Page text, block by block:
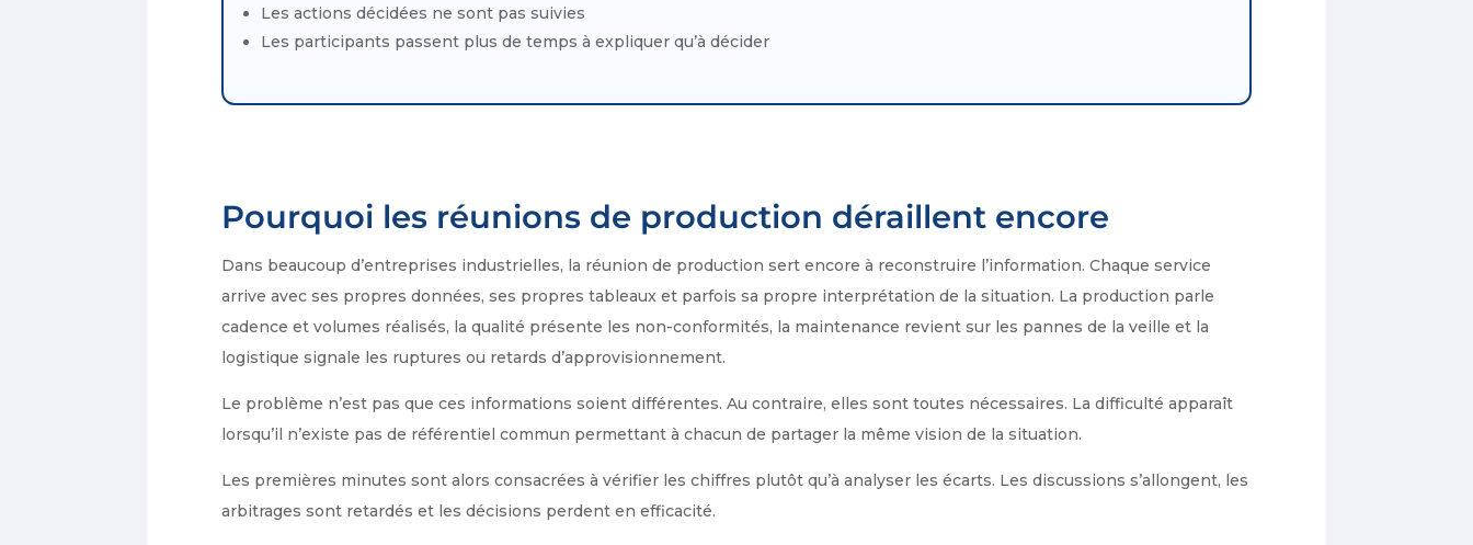
Les actions décidées ne sont pas suivies
Les participants passent plus de temps à expliquer qu’à décider
Pourquoi les réunions de production déraillent encore
Dans beaucoup d’entreprises industrielles, la réunion de production sert encore à reconstruire l’information. Chaque service
arrive avec ses propres données, ses propres tableaux et parfois sa propre interprétation de la situation. La production parle
cadence et volumes réalisés, la qualité présente les non-conformités, la maintenance revient sur les pannes de la veille et la
logistique signale les ruptures ou retards d’approvisionnement.
Le problème n’est pas que ces informations soient différentes. Au contraire, elles sont toutes nécessaires. La difficulté apparaît
lorsqu’il n’existe pas de référentiel commun permettant à chacun de partager la même vision de la situation.
Les premières minutes sont alors consacrées à vérifier les chiffres plutôt qu’à analyser les écarts. Les discussions s’allongent, les
arbitrages sont retardés et les décisions perdent en efficacité.